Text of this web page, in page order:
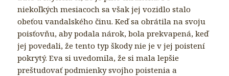
niekoľkých mesiacoch sa však jej vozidlo stalo
obeťou vandalského činu. Keď sa obrátila na svoju
poisťovňu, aby podala nárok, bola prekvapená, keď
jej povedali, že tento typ škody nie je v jej poistení
pokrytý. Eva si uvedomila, že si mala lepšie
preštudovať podmienky svojho poistenia a